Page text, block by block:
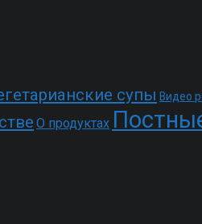
супы Видео
О продуктах